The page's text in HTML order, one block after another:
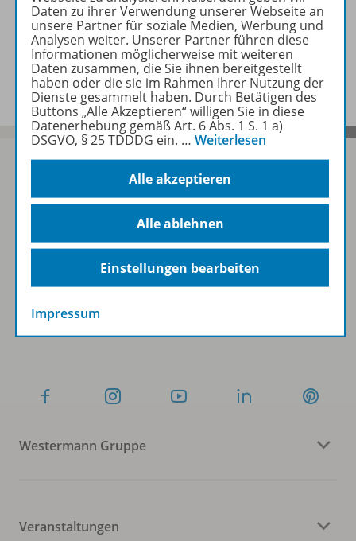
Beschreibung
Zugehörige Produkte
Sofort profitieren
Folgen Sie uns auf Social Media
Westermann Gruppe
Veranstaltungen
Daten zu ihrer Verwendung unserer Webseite an
unsere Partner für soziale Medien, Werbung und
Analysen weiter. Unserer Partner führen diese
Informationen möglicherweise mit weiteren
Daten zusammen, die Sie ihnen bereitgestellt
haben oder die sie im Rahmen Ihrer Nutzung der
Dienste gesammelt haben. Durch Betätigen des
Buttons „Alle Akzeptieren“ willigen Sie in diese
Datenerhebung gemäß Art. 6 Abs. 1 S. 1 a)
DSGVO, § 25 TDDDG ein. … Weiterlesen
Alle akzeptieren
Alle ablehnen
Einstellungen bearbeiten
Impressum